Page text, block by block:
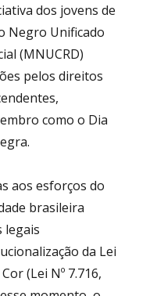
dos jovens de
Negro Unificado
(MNUCRD)
pelos direitos
como o Dia
aos esforços do
brasileira
legais
da Lei
(Lei Nº 7.716,